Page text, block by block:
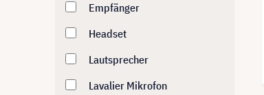
Shure
SMART
Yamaha
Yealink
Empfänger
Headset
Lautsprecher
Lavalier Mikrofon